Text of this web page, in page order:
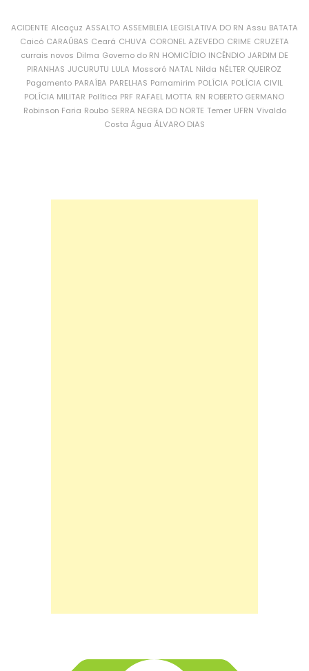
ACIDENTE Alcaçuz ASSALTO ASSEMBLEIA LEGISLATIVA DO RN Assu BATATA
Caicó CARAÚBAS Ceará CHUVA CORONEL AZEVEDO CRIME CRUZETA
currais novos Dilma Governo do RN HOMICÍDIO INCÊNDIO JARDIM DE
PIRANHAS JUCURUTU LULA Mossoró NATAL Nilda NÉLTER QUEIROZ
Pagamento PARAÍBA PARELHAS Parnamirim POLÍCIA POLÍCIA CIVIL
POLÍCIA MILITAR Política PRF RAFAEL MOTTA RN ROBERTO GERMANO
Robinson Faria Roubo SERRA NEGRA DO NORTE Temer UFRN Vivaldo
Costa Água ÁLVARO DIAS